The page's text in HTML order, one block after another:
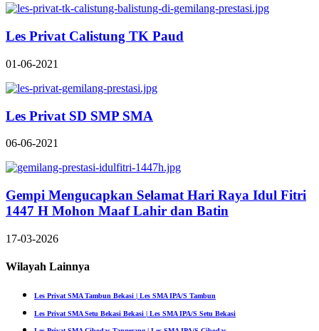
Les Privat Calistung TK Paud
01-06-2021
Les Privat SD SMP SMA
06-06-2021
Gempi Mengucapkan Selamat Hari Raya Idul Fitri
1447 H Mohon Maaf Lahir dan Batin
17-03-2026
Wilayah Lainnya
Les Privat SMA Tambun Bekasi | Les SMA IPA/S Tambun
Les Privat SMA Setu Bekasi Bekasi | Les SMA IPA/S Setu Bekasi